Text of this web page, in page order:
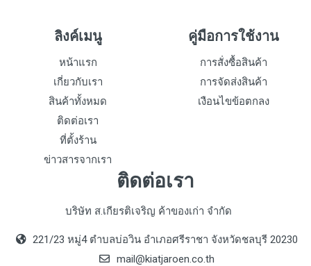
ลิงค์เมนู
หน้าแรก
เกี่ยวกับเรา
สินค้าทั้งหมด
ติดต่อเรา
ที่ตั้งร้าน
ข่าวสารจากเรา
คู่มือการใช้งาน
การสั่งซื้อสินค้า
การจัดส่งสินค้า
เงือนไขข้อตกลง
ติดต่อเรา
บริษัท ส.เกียรติเจริญ ค้าของเก่า จำกัด
221/23 หมู่4 ตำบลบ่อวิน อำเภอศรีราชา จังหวัดชลบุรี 20230
mail@kiatjaroen.co.th